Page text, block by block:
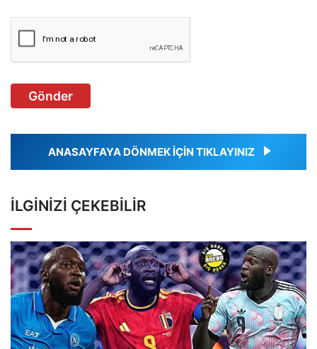
Gönder
ANASAYFAYA DÖNMEK İÇİN TIKLAYINIZ
İLGINIZI ÇEKEBILIR